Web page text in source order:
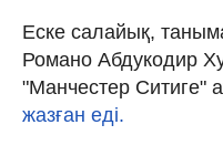
Еске салайық,
Романо Абдукодир
"Манчестер Ситиге"
жазған еді.